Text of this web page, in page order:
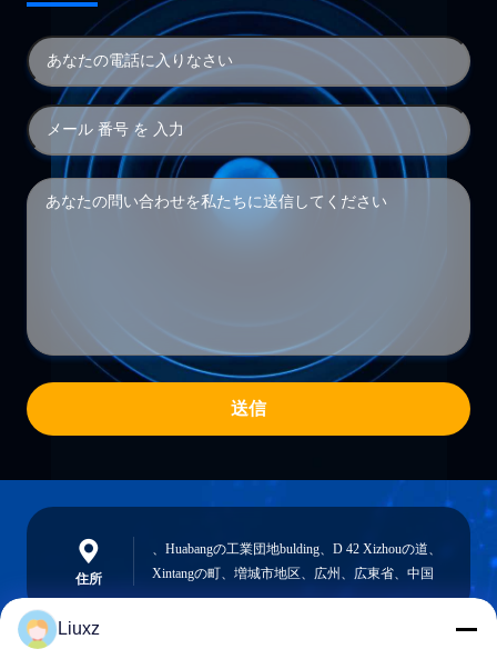
送信
住所
、Huabangの工業団地bulding、D 42 Xizhouの道、
Xintangの町、増城市地区、広州、広東省、中国
Liuxz